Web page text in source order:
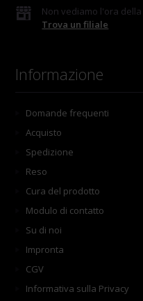
Non vediamo l'ora
Trova un filiale
Informazione
Domande frequenti
Acquisto
Spedizione
Reso
Cura del prodotto
Modulo di contatto
Su di noi
Impronta
CGV
Informativa sulla Privacy